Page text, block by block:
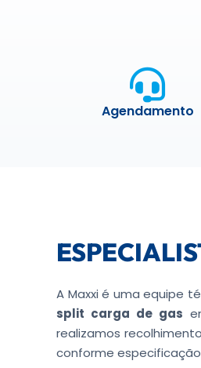
Agendamento
A Maxxi é uma equipe
split carga de gas
realizamos
conforme